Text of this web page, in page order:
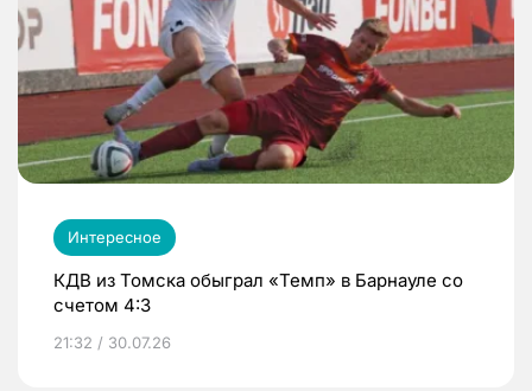
Интересное
КДВ из Томска обыграл «Темп» в Барнауле со
счетом 4:3
21:32 / 30.07.26